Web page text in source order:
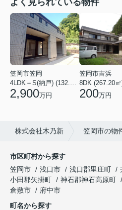
笠岡市笠岡
2,900万円
笠岡市吉浜
8DK (267.20
200万円
株式会社木乃新 笠岡市の物
市区町村から探す
笠岡市
浅口市 浅口郡里庄町
小田郡矢掛町
神石郡神石高原町
倉敷市
府中市
町名から探す